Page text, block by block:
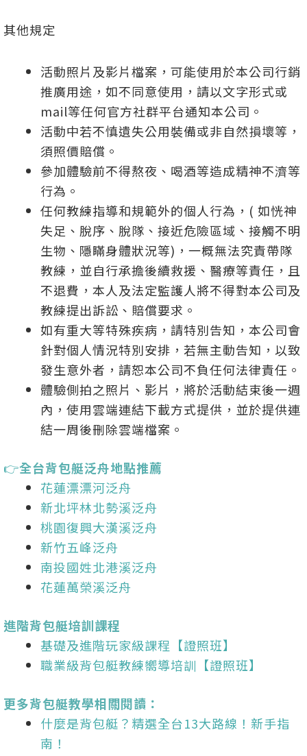
其他規定
活動照片及影片檔案，可能使用於本公司行銷
推廣用途，如不同意使用，請以文字形式或
mail等任何官方社群平台通知本公司。
活動中若不慎遺失公用裝備或非自然損壞等，
須照價賠償。
參加體驗前不得熬夜、喝酒等造成精神不濟等
行為。
任何教練指導和規範外的個人行為，( 如恍神
失足、脫序、脫隊、接近危險區域、接觸不明
生物、隱瞞身體狀況等)，一概無法究責帶隊
教練，並自行承擔後續救援、醫療等責任，且
不退費，本人及法定監護人將不得對本公司及
教練提出訴訟、賠償要求。
如有重大等特殊疾病，請特別告知，本公司會
針對個人情況特別安排，若無主動告知，以致
發生意外者，請恕本公司不負任何法律責任。
體驗側拍之照片、影片，將於活動結束後一週
內，使用雲端連結下載方式提供，並於提供連
結一周後刪除雲端檔案。
👉全台背包艇泛舟地點推薦
花蓮漂漂河泛舟
新北坪林北勢溪泛舟
桃園復興大漢溪泛舟
新竹五峰泛舟
南投國姓北港溪泛舟
花蓮萬榮溪泛舟
進階背包艇培訓課程
基礎及進階玩家級課程【證照班】
職業級背包艇教練嚮導培訓【證照班】
更多背包艇教學相關閱讀：
什麼是背包艇？精選全台13大路線！新手指
南！